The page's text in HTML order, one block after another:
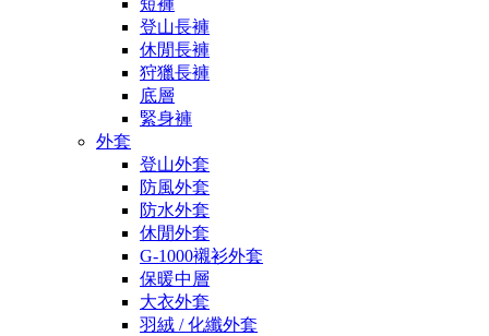
短褲
登山長褲
休閒長褲
狩獵長褲
底層
緊身褲
外套
登山外套
防風外套
防水外套
休閒外套
G-1000襯衫外套
保暖中層
大衣外套
羽絨 / 化纖外套